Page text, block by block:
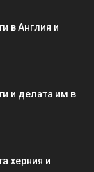
в Англия и
и делата им в
херния и